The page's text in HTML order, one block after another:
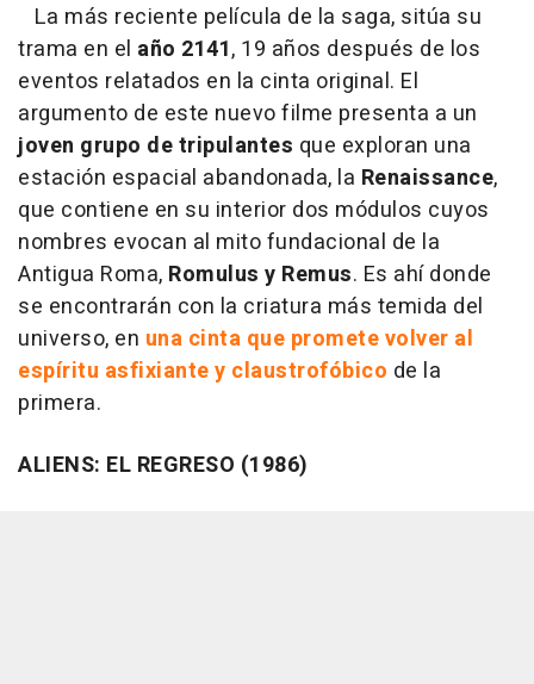
La más reciente película de la saga, sitúa su
trama en el año 2141, 19 años después de los
eventos relatados en la cinta original. El
argumento de este nuevo filme presenta a un
joven grupo de tripulantes que exploran una
estación espacial abandonada, la Renaissance,
que contiene en su interior dos módulos cuyos
nombres evocan al mito fundacional de la
Antigua Roma, Romulus y Remus. Es ahí donde
se encontrarán con la criatura más temida del
universo, en una cinta que promete volver al
espíritu asfixiante y claustrofóbico de la
primera.
ALIENS: EL REGRESO (1986)